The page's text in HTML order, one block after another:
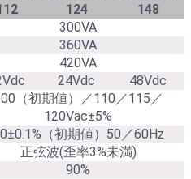
124
148
300VA
360VA
420VA
24Vdc
48Vdc
（初期値）／110／115／
120Vac±5%
（初期値）50／60Hz
正弦波(歪率3%未満)
90%